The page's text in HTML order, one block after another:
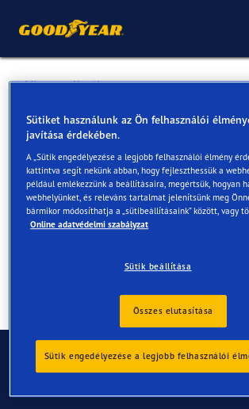
Vissza a listához
Marso Kft.
Online és az üzletekben elérhető
Elérhetőségek Szolgáltatások
Kapcsolat
Sütiket használunk az Ön felhasználói
javítása érdekében.
A „Sütik engedélyezése a legjobb felhasználói élmény
kattintva segít nekünk abban, hogy fejleszthessük a
például emlékezzünk a beállításaira, megértsük, hogyan
webhelyünket, és releváns tartalmat jelenítsünk meg
bármikor módosíthatja a „sütibeállításaink” között, vagy
Online adatvédelmi szabályzat
Sütik beállítása
Összes elutasítása
Sütik engedélyezése a legjobb felhasználói